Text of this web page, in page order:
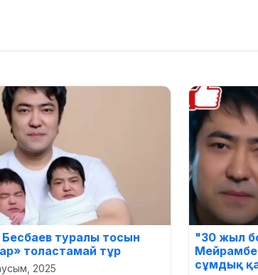
туралы тосын
толастамай тұр
2025
"30 жыл
сұмдық